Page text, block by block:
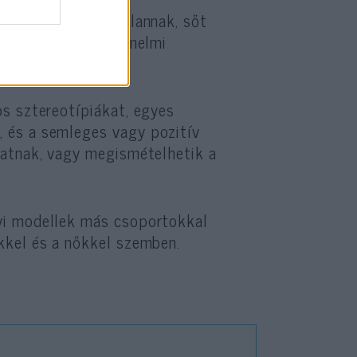
ártalmatlannak, sőt
révén a történelmi
fel.”
sztereotípiákat, egyes
a semleges vagy pozitív
vagy megismételhetik a
modellek más csoportokkal
és a nőkkel szemben.